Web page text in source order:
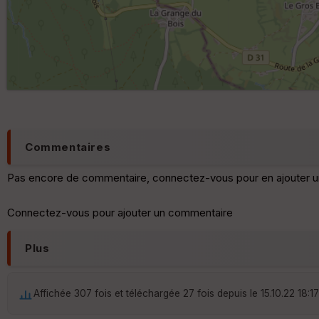
Commentaires
Pas encore de commentaire, connectez-vous pour en ajouter
Connectez-vous pour ajouter un commentaire
Plus
Affichée 307 fois et téléchargée 27 fois depuis le 15.10.22 18:17